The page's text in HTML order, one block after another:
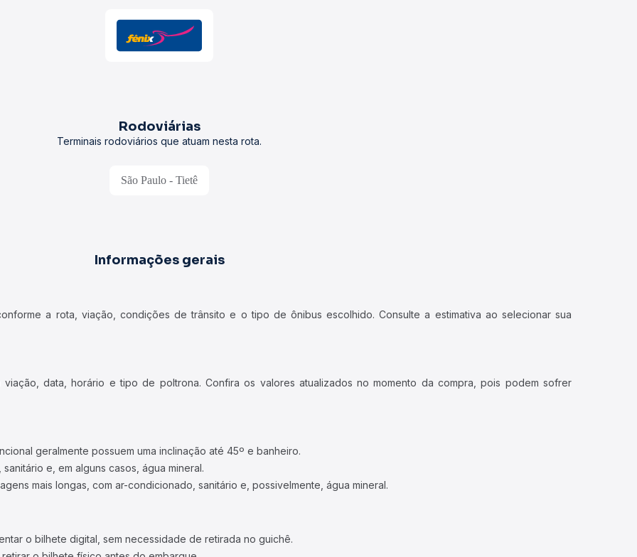
Rodoviárias
Terminais rodoviários que atuam nesta rota.
São Paulo - Tietê
Informações gerais
a rota, viação, condições de trânsito e o tipo de ônibus escolhido. Consulte a estimativa ao selecionar sua
data, horário e tipo de poltrona. Confira os valores atualizados no momento da compra, pois podem sofrer
geralmente possuem uma inclinação até 45º e banheiro.
e, em alguns casos, água mineral.
mais longas, com ar-condicionado, sanitário e, possivelmente, água mineral.
o bilhete digital, sem necessidade de retirada no guichê.